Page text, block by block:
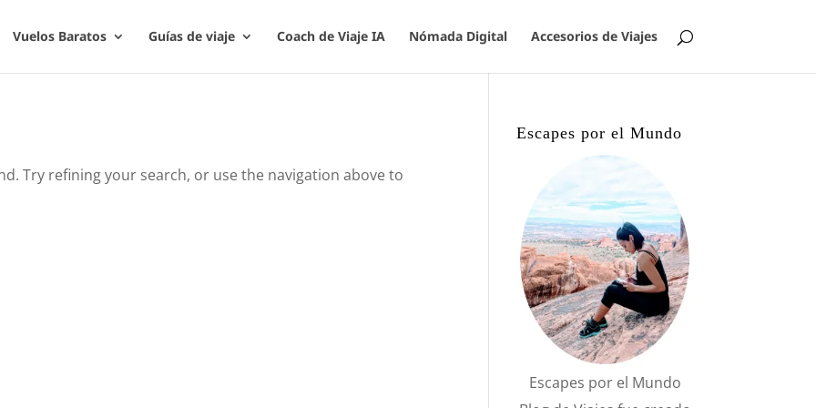
Vuelos Baratos Guías de viaje Coach de Viaje IA Nómada Digital Accesorios de Viajes
Try refining your search, or use the navigation above to
Escapes por el Mundo
Escapes por el Mundo